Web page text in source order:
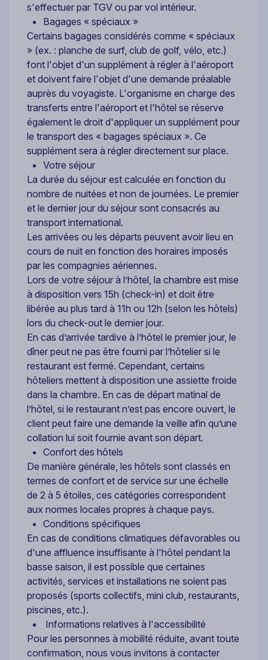
s'effectuer par TGV ou par vol intérieur.
Bagages « spéciaux »
Certains bagages considérés comme « spéciaux
» (ex. : planche de surf, club de golf, vélo, etc.)
font l'objet d'un supplément à régler à l'aéroport
et doivent faire l'objet d'une demande préalable
auprès du voyagiste. L'organisme en charge des
transferts entre l'aéroport et l'hôtel se réserve
également le droit d'appliquer un supplément pour
le transport des « bagages spéciaux ». Ce
supplément sera à régler directement sur place.
Votre séjour
La durée du séjour est calculée en fonction du
nombre de nuitées et non de journées. Le premier
et le dernier jour du séjour sont consacrés au
transport international.
Les arrivées ou les départs peuvent avoir lieu en
cours de nuit en fonction des horaires imposés
par les compagnies aériennes.
Lors de votre séjour à l’hôtel, la chambre est mise
à disposition vers 15h (check-in) et doit être
libérée au plus tard à 11h ou 12h (selon les hôtels)
lors du check-out le dernier jour.
En cas d’arrivée tardive à l’hôtel le premier jour, le
dîner peut ne pas être fourni par l’hôtelier si le
restaurant est fermé. Cependant, certains
hôteliers mettent à disposition une assiette froide
dans la chambre. En cas de départ matinal de
l’hôtel, si le restaurant n’est pas encore ouvert, le
client peut faire une demande la veille afin qu’une
collation lui soit fournie avant son départ.
Confort des hôtels
De manière générale, les hôtels sont classés en
termes de confort et de service sur une échelle
de 2 à 5 étoiles, ces catégories correspondent
aux normes locales propres à chaque pays.
Conditions spécifiques
En cas de conditions climatiques défavorables ou
d'une affluence insuffisante à l'hôtel pendant la
basse saison, il est possible que certaines
activités, services et installations ne soient pas
proposés (sports collectifs, mini club, restaurants,
piscines, etc.).
Informations relatives à l'accessibilité
Pour les personnes à mobilité réduite, avant toute
confirmation, nous vous invitons à contacter